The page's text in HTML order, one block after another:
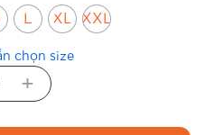
L XL XXL
+
chọn size